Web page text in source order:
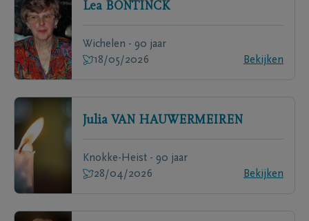
Lea BONTINCK
Wichelen - 90 jaar
18/05/2026
Bekijken
Julia VAN HAUWERMEIREN
Knokke-Heist - 90 jaar
28/04/2026
Bekijken